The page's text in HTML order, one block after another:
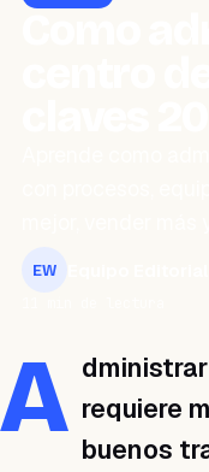
EW
A requiere
buenos